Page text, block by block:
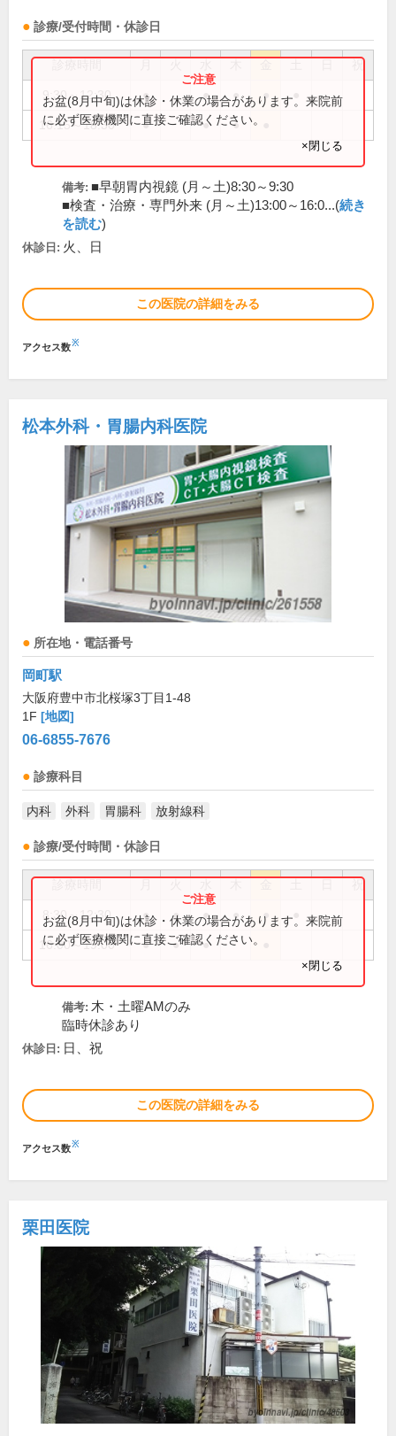
診療/受付時間・休診日
祝
9:30～12:30 ● ● ● ●
16:15～18:30 ● ● ●
お盆(8月中旬)は休診・休業の場合があります。来院前
に必ず医療機関に直接ご確認ください。
×閉じる
備考: ■早朝胃内視鏡 (月～土)8:30～9:30
■検査・治療・専門外来 (月～土)13:00～16:0...(続き
を読む)
休診日: 火、日
この医院の詳細をみる
アクセス数※
松本外科・胃腸内科医院
所在地・電話番号
岡町駅
大阪府豊中市北桜塚3丁目1-48
1F [地図]
06-6855-7676
診療科目
内科 外科 胃腸科 放射線科
診療/受付時間・休診日
祝
8:30～12:30 ● ● ● ● ●
16:00～19:00 ● ● ●
お盆(8月中旬)は休診・休業の場合があります。来院前
に必ず医療機関に直接ご確認ください。
×閉じる
備考: 木・土曜AMのみ
臨時休診あり
休診日: 日、祝
この医院の詳細をみる
アクセス数※
栗田医院